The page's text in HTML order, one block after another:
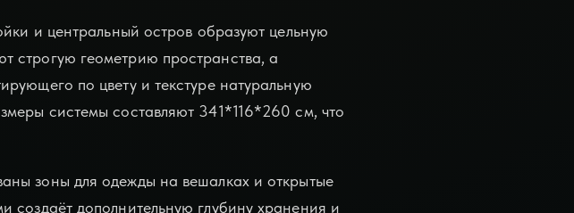
и центральный остров образуют цельную
строгую геометрию пространства, а
по цвету и текстуре натуральную
системы составляют 341*116*260 см, что
зоны для одежды на вешалках и открытые
дополнительную глубину хранения и